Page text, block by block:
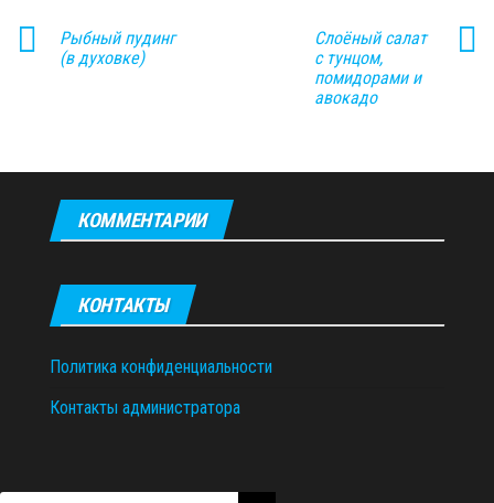
Рыбный пудинг
(в духовке)
Слоёный салат
с тунцом,
помидорами и
авокадо
КОММЕНТАРИИ
КОНТАКТЫ
Политика конфиденциальности
Контакты администратора